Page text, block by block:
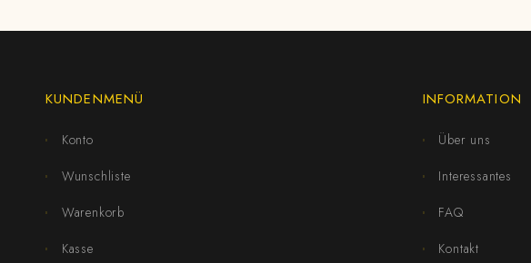
KUNDENMENÜ
Konto
Wunschliste
Warenkorb
Kasse
INFORMATION
Über uns
Interessantes
FAQ
Kontakt